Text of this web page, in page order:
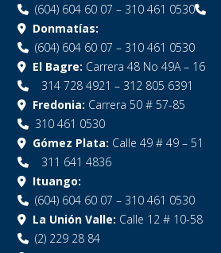
(604) 604 60 07 – 310 461 0530
Donmatías:
(604) 604 60 07 – 310 461 0530
El Bagre: Carrera 48 No 49A – 16
314 728 4921 – 312 805 6391
Fredonia: Carrera 50 # 57-85
310 461 0530
Gómez Plata: Calle 49 # 49 – 51
311 641 4836
Ituango:
(604) 604 60 07 – 310 461 0530
La Unión Valle: Calle 12 # 10-58
(2) 229 28 84